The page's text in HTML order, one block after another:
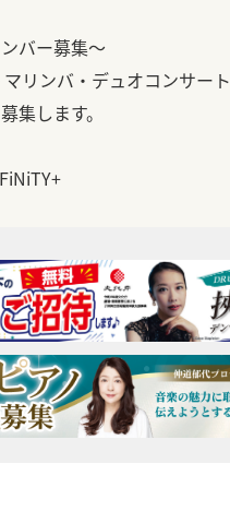
バー募集～
リンバ・デュオコンサート
集します。